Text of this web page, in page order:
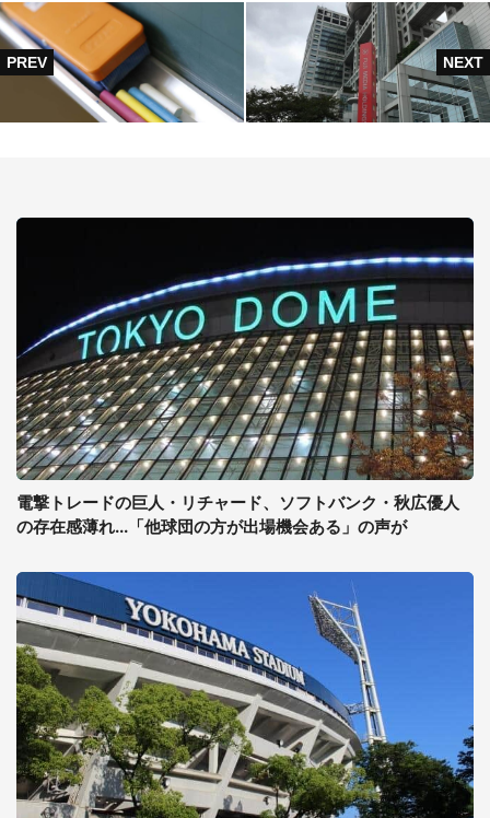
電撃トレードの巨人・リチャード、ソフトバンク・秋広優人
の存在感薄れ...「他球団の方が出場機会ある」の声が